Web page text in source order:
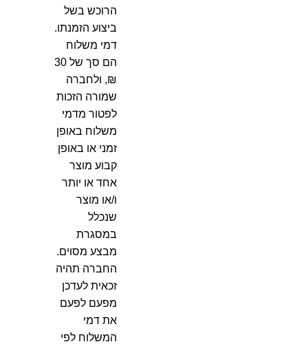
הרוכש בשל
ביצוע הזמנתו.
דמי משלוח
הם סך של 30
₪, ולחברה
שמורה הזכות
לפטור מדמי
משלוח באופן
זמני או באופן
קבוע מוצר
אחד או יותר
ו/או מוצר
שנכלל
במסגרת
מבצע מסוים.
החברה תהיה
זכאית לעדכן
מפעם לפעם
את דמי
המשלוח לפי